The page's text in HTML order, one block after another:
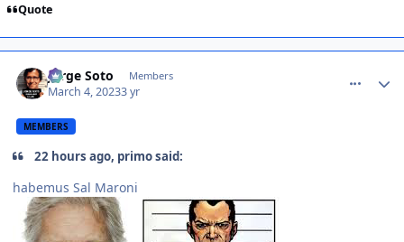
Quote
Jorge Soto Members
March 4, 20233 yr
MEMBERS
22 hours ago, primo said:
habemus Sal Maroni